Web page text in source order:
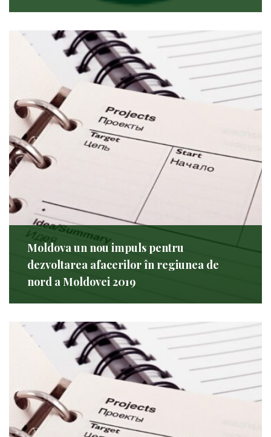
Moldova un nou impuls pentru
dezvoltarea afacerilor în regiunea de
nord a Moldovei 2019